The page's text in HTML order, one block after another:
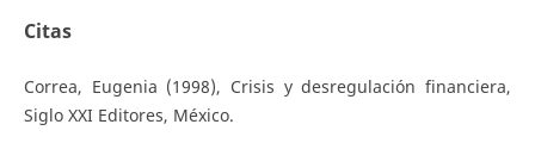
Citas
Correa, Eugenia (1998), Crisis y desregulación financiera,
Siglo XXI Editores, México.